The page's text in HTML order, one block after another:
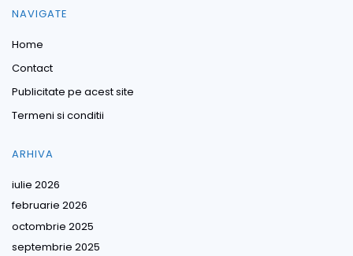
NAVIGATE
Home
Contact
Publicitate pe acest site
Termeni si conditii
ARHIVA
iulie 2026
februarie 2026
octombrie 2025
septembrie 2025